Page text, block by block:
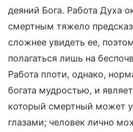
деяний Бога. Работа Духа
смертным тяжело
сложнее увидеть ее,
полагаться лишь на
Работа плоти, однако,
богата мудростью, и
который смертный может
глазами; человек лично